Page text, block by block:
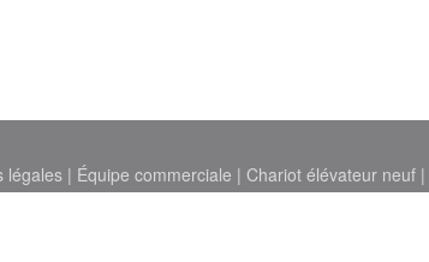
légales| Équipe commerciale | Chariot élévateur neuf|